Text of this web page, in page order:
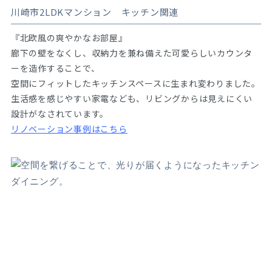
川崎市2LDKマンション キッチン関連
『北欧風の爽やかなお部屋』
廊下の壁をなくし、収納力を兼ね備えた可愛らしいカウンタ
ーを造作することで、
空間にフィットしたキッチンスペースに生まれ変わりました。
生活感を感じやすい家電なども、リビングからは見えにくい
設計がなされています。
リノベーション事例はこちら